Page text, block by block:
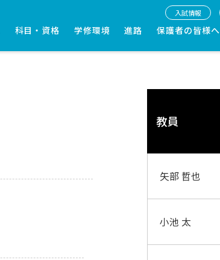
入試情報
科目・資格 学修環境 進路 保護者の皆様へ
教員
矢部 哲也
小池 太